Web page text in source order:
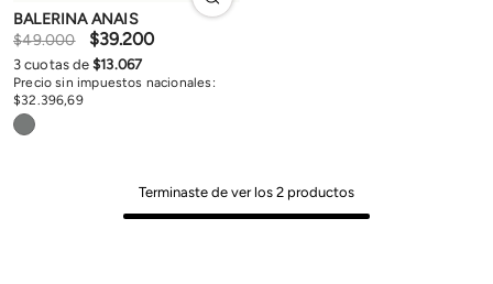
BALERINA ANAIS
$49.000 $39.200
Precio sin impuestos nacionales:
$32.396,69
3 cuotas de$13.067
Terminaste de ver los 2 productos